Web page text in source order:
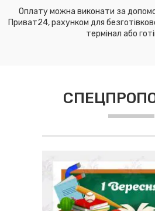
Оплату можна виконати за
Приват24, рахунком для
термінал або